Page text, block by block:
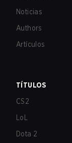
Noticias
Authors
Artículos
TÍTULOS
CS2
LoL
Dota 2